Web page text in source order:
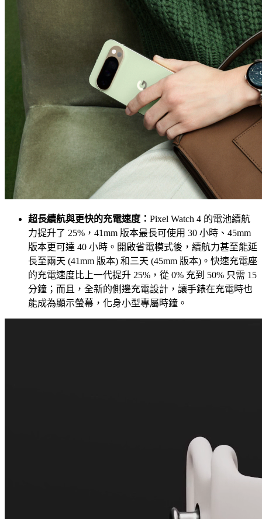
超長續航與更快的充電速度： Pixel Watch 4 的電池續航
力提升了 25%，41mm 版本最長可使用 30 小時、45mm
版本更可達 40 小時。開啟省電模式後，續航力甚至能延
長至兩天 (41mm 版本) 和三天 (45mm 版本)。快速充電座
的充電速度比上一代提升 25%，從 0% 充到 50% 只需 15
分鐘；而且，全新的側邊充電設計，讓手錶在充電時也
能成為顯示螢幕，化身小型專屬時鐘。